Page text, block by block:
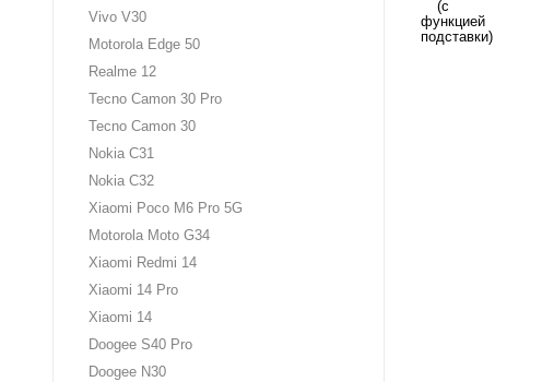
Vivo V30
Motorola Edge 50
Realme 12
Tecno Camon 30 Pro
Tecno Camon 30
Nokia C31
Nokia C32
Xiaomi Poco M6 Pro 5G
Motorola Moto G34
Xiaomi Redmi 14
Xiaomi 14 Pro
Xiaomi 14
Doogee S40 Pro
Doogee N30